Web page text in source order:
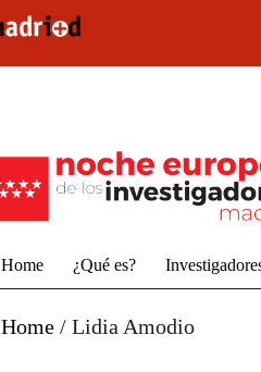
Home ¿Qué es?
Home / Lidia Amodio